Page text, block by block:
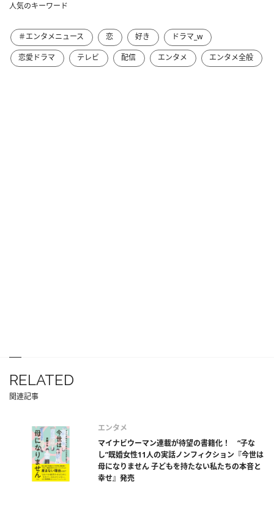
人気のキーワード
＃エンタメニュース 恋 好き
ドラマ_w
恋愛ドラマ
テレビ 配信 エンタメ エンタメ全般
RELATED
関連記事
エンタメ
マイナビウーマン連載が待望の書籍化！ “子な
し”既婚女性11人の実話ノンフィクション『今世は
母になりません 子どもを持たない私たちの本音と
幸せ』発売